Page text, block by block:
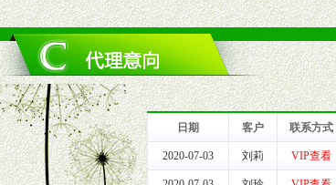
1、拥有婴幼儿产品经销网络，营养品或保健食品相关渠道
2、认同公司产品及经营理念，有良好的商业道德，良好的
3、严格按照统一最低渠道价格，统一最低零售价销售，保
4、具有一定的资金实力，良好的商业信誉，具备地理区位
5、为维护区域经销商利益，不得窜货。
十一、公司支持
1、免费人员培训支持
日期 客户 联系方式
2020-07-03 刘莉 VIP查看